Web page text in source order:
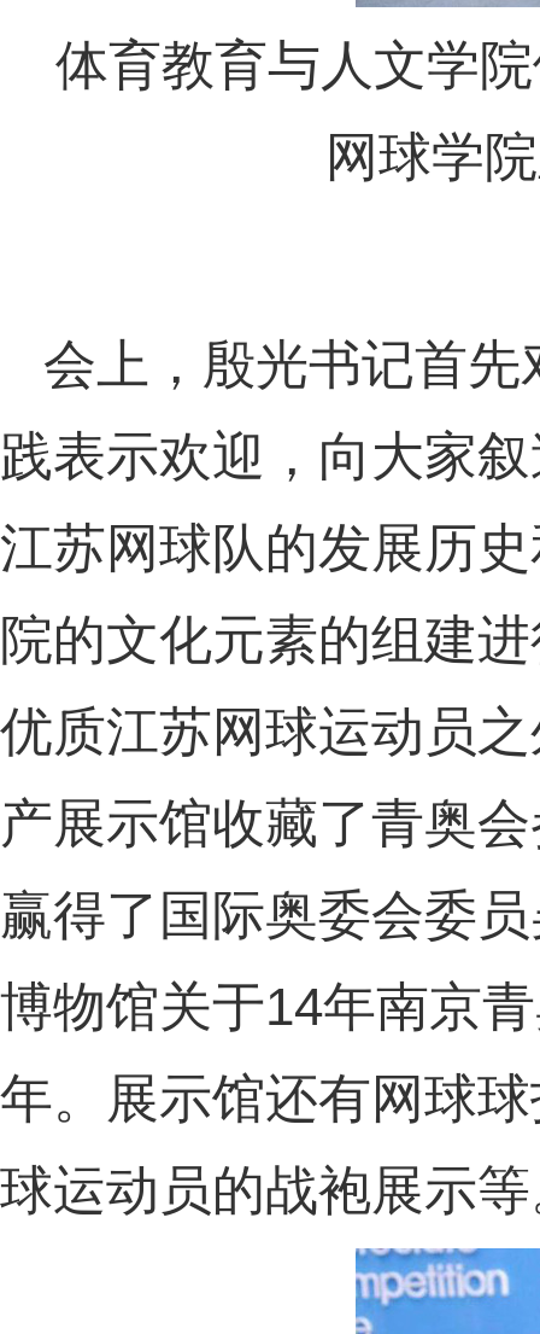
体育教育与人文学
网球学
会上，殷光书记首
践表示欢迎，向大家
江苏网球队的发展历
院的文化元素的组建
优质江苏网球运动员
产展示馆收藏了青奥
赢得了国际奥委会委
博物馆关于14年南京
年。展示馆还有网球
球运动员的战袍展示